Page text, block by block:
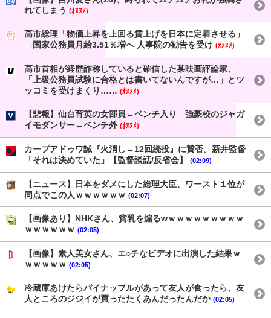
れてしまう (ｵﾇﾇﾒ)
高市総理「物価上昇を上回る賃上げを日本に定着させる」
→国家公務員月給3.51％増へ 人事院の勧告を受け (ｵﾇﾇﾒ)
高市首相が経歴詐称していると確信した某映画評論家、
「上級公務員試験に合格とは書いてないんですが…」とツ
ッコミを受けまくり…… (ｵﾇﾇﾒ)
【悲報】仙台育英の女部員←ベンチ入り 強豪校のジャガ
イモダンサー←ベンチ外 (ｵﾇﾇﾒ)
カープアドゥワ誠『火消し→12回続投』に賛否。新井監督
「それは決めていた」【監督談話/反省会】
(02:09)
【ニュース】日本をダメにした総理大臣、ワースト１位が
同点でこの人ｗｗｗｗｗｗ (02:07)
【画像あり】NHKさん、貧乳を煽るwｗｗｗｗｗｗｗｗｗ
ｗｗｗｗｗｗ (02:05)
【画像】素人美女さん、エ○チなビデオに出演した結果ｗ
ｗｗｗｗｗ (02:05)
冷蔵庫あけたらパイナップルがあって友人が食ったら、友
人ところのジジイが買ったたくあんだったんだか (02:05)